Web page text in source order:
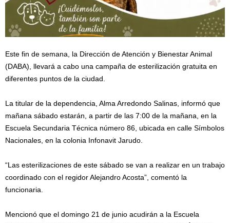
Este fin de semana, la Dirección de Atención y Bienestar Animal
(DABA), llevará a cabo una campaña de esterilización gratuita en
diferentes puntos de la ciudad.
La titular de la dependencia, Alma Arredondo Salinas, informó que
mañana sábado estarán, a partir de las 7:00 de la mañana, en la
Escuela Secundaria Técnica número 86, ubicada en calle Símbolos
Nacionales, en la colonia Infonavit Jarudo.
“Las esterilizaciones de este sábado se van a realizar en un trabajo
coordinado con el regidor Alejandro Acosta”, comentó la
funcionaria.
Mencionó que el domingo 21 de junio acudirán a la Escuela